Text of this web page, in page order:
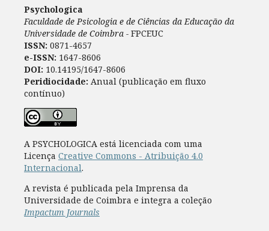
Psychologica
Faculdade de Psicologia e de Ciências da Educação da
Universidade de Coimbra - FPCEUC
ISSN: 0871-4657
e-ISSN: 1647-8606
DOI: 10.14195/1647-8606
Peridiocidade: Anual (publicação em fluxo
contínuo)
A PSYCHOLOGICA está licenciada com uma
Licença Creative Commons - Atribuição 4.0
Internacional.
A revista é publicada pela Imprensa da
Universidade de Coimbra e integra a coleção
Impactum Journals